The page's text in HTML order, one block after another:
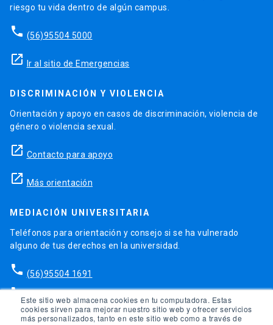
Este sitio web almacena cookies en tu computadora. Estas
cookies sirven para mejorar nuestro sitio web y ofrecer servicios
más personalizados, tanto en este sitio web como a través de
riesgo tu vida dentro de algún campus.
phone (56)95504 5000
launch Ir al sitio de Emergencias
DISCRIMINACIÓN Y VIOLENCIA
Orientación y apoyo en casos de discriminación, violencia de
género o violencia sexual.
launch Contacto para apoyo
launch Más orientación
MEDIACIÓN UNIVERSITARIA
Teléfonos para orientación y consejo si se ha vulnerado
alguno de tus derechos en la universidad.
phone (56)95504 1691
phone (56)95504 1247
launch